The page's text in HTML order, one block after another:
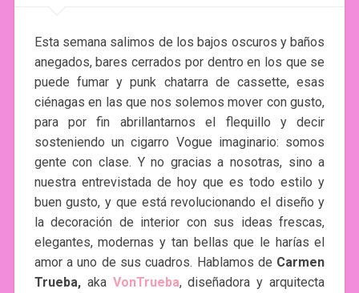
Esta semana salimos de los bajos oscuros y baños
anegados, bares cerrados por dentro en los que se
puede fumar y punk chatarra de cassette, esas
ciénagas en las que nos solemos mover con gusto,
para por fin abrillantarnos el flequillo y decir
sosteniendo un cigarro Vogue imaginario: somos
gente con clase. Y no gracias a nosotras, sino a
nuestra entrevistada de hoy que es todo estilo y
buen gusto, y que está revolucionando el diseño y
la decoración de interior con sus ideas frescas,
elegantes, modernas y tan bellas que le harías el
amor a uno de sus cuadros. Hablamos de Carmen
Trueba,aka VonTrueba, diseñadora y arquitecta